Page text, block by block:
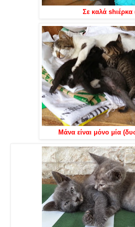
Σε καλά shιέρκα
Μάνα είναι μόνο μία